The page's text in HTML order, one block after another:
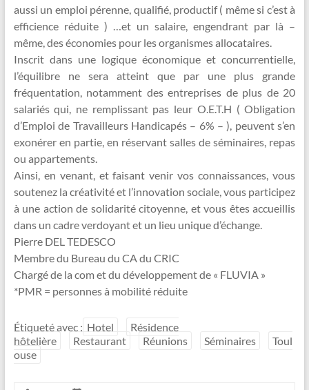
aussi un emploi pérenne, qualifié, productif ( même si c’est à
efficience réduite ) …et un salaire, engendrant par là –
même, des économies pour les organismes allocataires.
Inscrit dans une logique économique et concurrentielle,
l’équilibre ne sera atteint que par une plus grande
fréquentation, notamment des entreprises de plus de 20
salariés qui, ne remplissant pas leur O.E.T.H ( Obligation
d’Emploi de Travailleurs Handicapés – 6% – ), peuvent s’en
exonérer en partie, en réservant salles de séminaires, repas
ou appartements.
Ainsi, en venant, et faisant venir vos connaissances, vous
soutenez la créativité et l’innovation sociale, vous participez
à une action de solidarité citoyenne, et vous êtes accueillis
dans un cadre verdoyant et un lieu unique d’échange.
Pierre DEL TEDESCO
Membre du Bureau du CA du CRIC
Chargé de la com et du développement de « FLUVIA »
*PMR = personnes à mobilité réduite
Étiqueté avec : Hotel
Résidence
hôtelière
Restaurant Réunions Séminaires
Toul
ouse